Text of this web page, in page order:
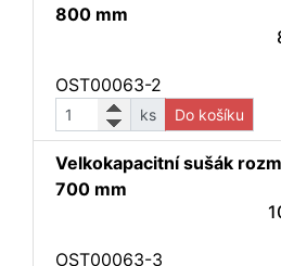
800 mm
OST00063-2
ks Do košíku
Velkokapacitní sušák
700 mm
OST00063-3